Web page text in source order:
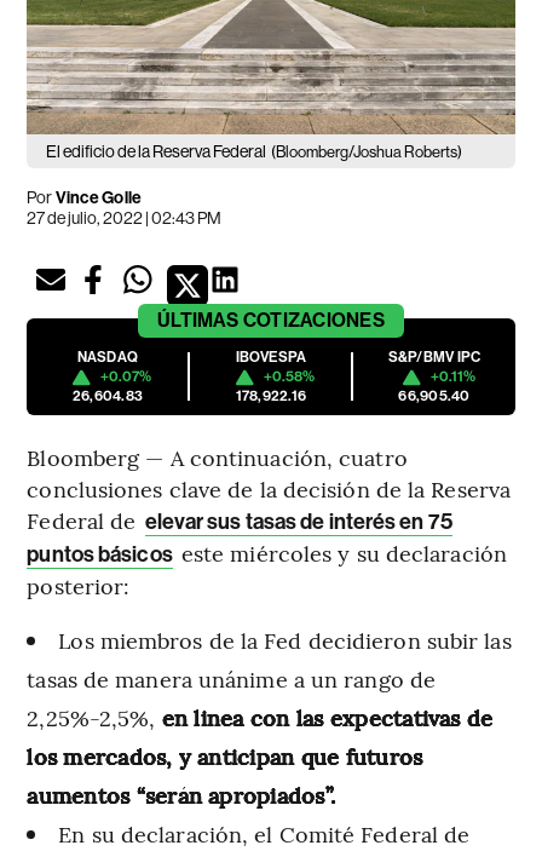
El edificio de la Reserva Federal (Bloomberg/Joshua Roberts)
PorVince Golle
27 de julio, 2022 | 02:43 PM
ÚLTIMAS COTIZACIONES
NASDAQ
+0.07%
26,604.83
IBOVESPA
+0.58%
178,922.16
S&P/BMV IPC
+0.11%
66,905.40
Bloomberg — A continuación, cuatro
conclusiones clave de la decisión de la Reserva
Federal de elevar sus tasas de interés en 75
puntos básicos este miércoles y su declaración
posterior:
Los miembros de la Fed decidieron subir las
tasas de manera unánime a un rango de
2,25%-2,5%, en linea con las expectativas de
los mercados, y anticipan que futuros
aumentos “serán apropiados”.
En su declaración, el Comité Federal de